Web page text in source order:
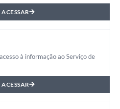
ACESSAR
à informação ao Serviço de
ACESSAR